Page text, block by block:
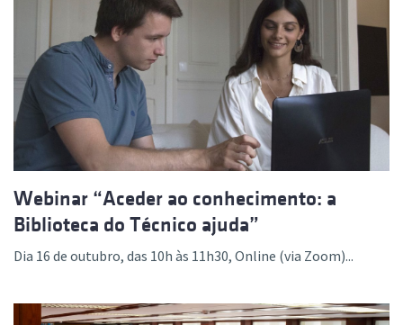
Webinar “Aceder ao conhecimento: a
Biblioteca do Técnico ajuda”
Dia 16 de outubro, das 10h às 11h30, Online (via Zoom)...